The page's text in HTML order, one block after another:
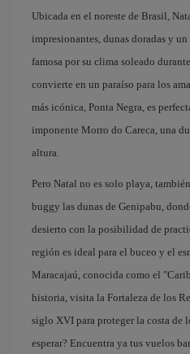
Ubicada en el noreste de Brasil,
impresionantes, dunas doradas y
famosa por su clima soleado
convierte en un paraíso para los
más icónica, Ponta Negra, es
imponente Morro do Careca, una
altura.
Pero Natal no es solo playa,
buggy las dunas de Genipabu,
desierto con la posibilidad de
región es ideal para el buceo y el
Maracajaú, conocida como el
historia, visita la Fortaleza de los
siglo XVI para proteger la costa de
esperar? Encuentra ya tus vuelos